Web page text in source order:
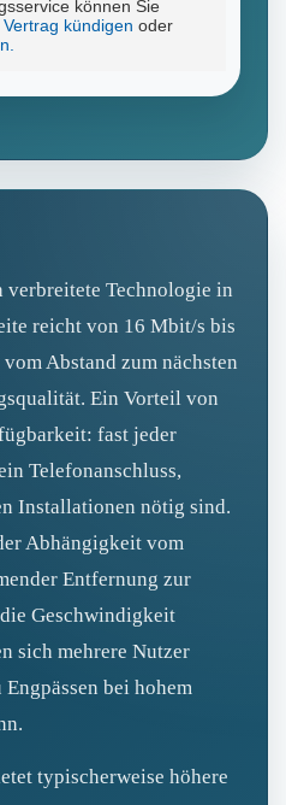
verbreitete Technologie in
reicht von 16 Mbit/s bis
Abstand zum nächsten
Ein Vorteil von
fast jeder
Telefonanschluss,
Installationen nötig sind.
Abhängigkeit vom
Entfernung zur
Geschwindigkeit
sich mehrere Nutzer
bei hohem
typischerweise höhere